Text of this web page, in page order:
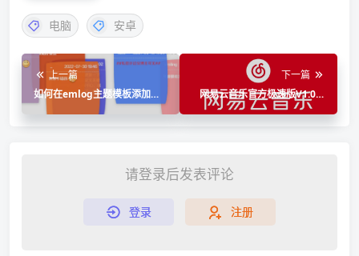
电脑 安卓
上一篇
如何在emlog主题模板添加仿
joe留言板
下一篇
网易云音乐官方极速版V1.0超
简洁好用
请登录后发表评论
登录 注册